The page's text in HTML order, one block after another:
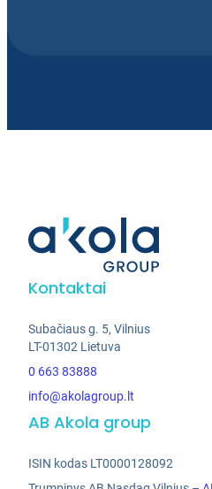
Kontaktai
Subačiaus g. 5, Vilnius
LT-01302 Lietuva
0 663 83888
info@akolagroup.lt
AB Akola group
ISIN kodas LT0000128092